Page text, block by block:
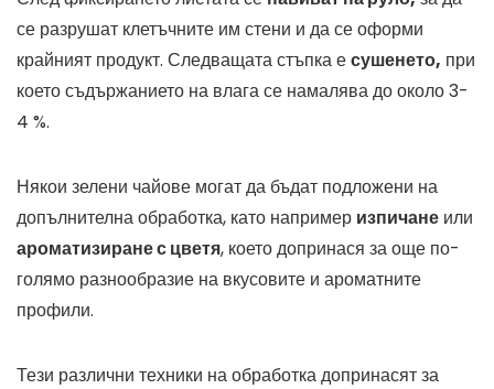
се разрушат клетъчните им стени и да се оформи
крайният продукт. Следващата стъпка есушенето, при
което съдържанието на влага се намалява до около 3-
4 %.
Някои зелени чайове могат да бъдат подложени на
допълнителна обработка, като например изпичане или
ароматизиране с цветя, което допринася за още по-
голямо разнообразие на вкусовите и ароматните
профили.
Тези различни техники на обработка допринасят за